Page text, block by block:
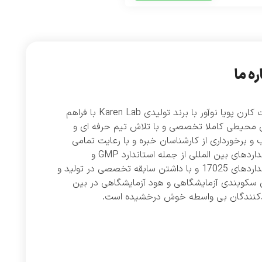
ما
شرکت کارن پویا نوآور با برند تولیدی Karen Lab با فراهم
محیطی کاملا تخصصی و با تلاش تیم حرفه ای و
برخورداری از کارشناسان خبره و با رعایت تمامی
استانداردهای بین المللی از جمله استاندارد GMP و
استانداردهای 17025 و با داشتن سابقه تخصصی در تولید و
سکوبندی آزمایشگاهی و هود آزمایشگاهی در بین
بی واسطه خوش درخشیده است.